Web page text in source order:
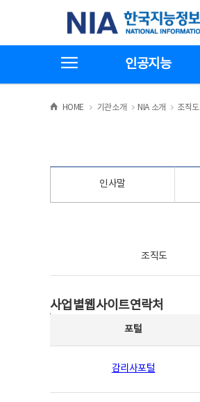
기
한국지능정보사회진흥원
인공지능
HOME >
기관소개 >NIA 소개 >
조직도
인사말
조직도
사업별웹사이트연락처
포털
감리사포털